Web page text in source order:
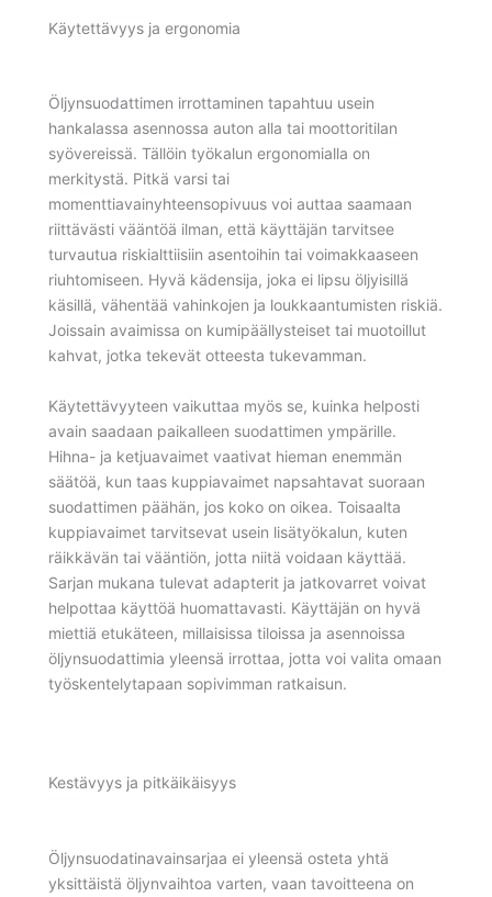
Käytettävyys ja ergonomia
Öljynsuodattimen irrottaminen tapahtuu usein
hankalassa asennossa auton alla tai moottoritilan
syövereissä. Tällöin työkalun ergonomialla on
merkitystä. Pitkä varsi tai
momenttiavainyhteensopivuus voi auttaa saamaan
riittävästi vääntöä ilman, että käyttäjän tarvitsee
turvautua riskialttiisiin asentoihin tai voimakkaaseen
riuhtomiseen. Hyvä kädensija, joka ei lipsu öljyisillä
käsillä, vähentää vahinkojen ja loukkaantumisten riskiä.
Joissain avaimissa on kumipäällysteiset tai muotoillut
kahvat, jotka tekevät otteesta tukevamman.
Käytettävyyteen vaikuttaa myös se, kuinka helposti
avain saadaan paikalleen suodattimen ympärille.
Hihna- ja ketjuavaimet vaativat hieman enemmän
säätöä, kun taas kuppiavaimet napsahtavat suoraan
suodattimen päähän, jos koko on oikea. Toisaalta
kuppiavaimet tarvitsevat usein lisätyökalun, kuten
räikkävän tai vääntiön, jotta niitä voidaan käyttää.
Sarjan mukana tulevat adapterit ja jatkovarret voivat
helpottaa käyttöä huomattavasti. Käyttäjän on hyvä
miettiä etukäteen, millaisissa tiloissa ja asennoissa
öljynsuodattimia yleensä irrottaa, jotta voi valita omaan
työskentelytapaan sopivimman ratkaisun.
Kestävyys ja pitkäikäisyys
Öljynsuodatinavainsarjaa ei yleensä osteta yhtä
yksittäistä öljynvaihtoa varten, vaan tavoitteena on